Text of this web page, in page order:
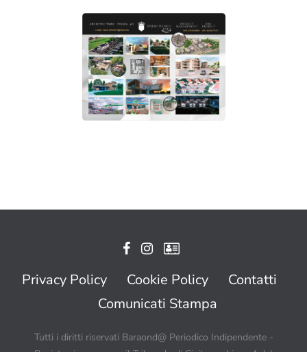
Privacy Policy Cookie Policy
Contatti
Comunicati Stampa
Tutti i diritti riservati Baraond@ Periodico Indipendente -